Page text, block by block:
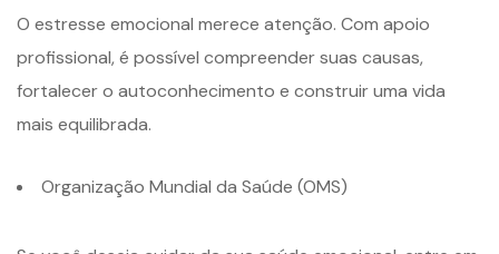
O estresse emocional merece atenção. Com apoio
profissional, é possível compreender suas causas,
fortalecer o autoconhecimento e construir uma vida
mais equilibrada.
Organização Mundial da Saúde (OMS)⁠